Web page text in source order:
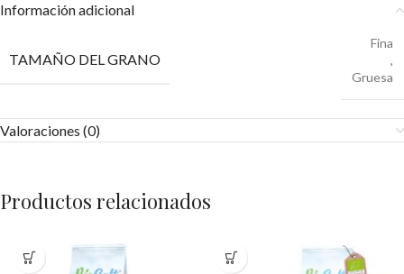
Información adicional
TAMAÑO DEL GRANO
Fina
,
Gruesa
Valoraciones (0)
Productos relacionados